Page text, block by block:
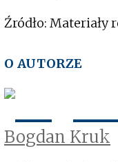
Źródło: Materiały
O AUTORZE
Bogdan Kruk